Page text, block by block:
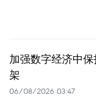
加强数字经济中
架
06/08/2026 03:47